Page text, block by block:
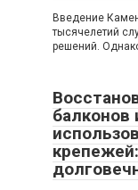
Введение
тысячелетий
решений.
балконов